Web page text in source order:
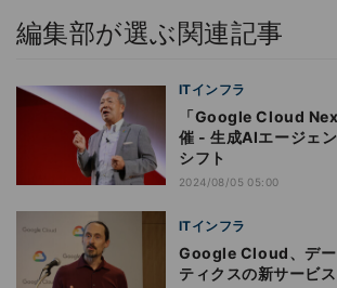
編集部が選ぶ関連記事
ITインフラ
「Google Cloud
催 - 生成AIエージェ
シフト
2024/08/05 05:00
ITインフラ
Google Cloud、デー
ティクスの新サービ